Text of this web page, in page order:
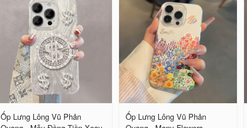
Ốp Lưng Lông Vũ Phản
Ốp Lưng Lông Vũ Phản